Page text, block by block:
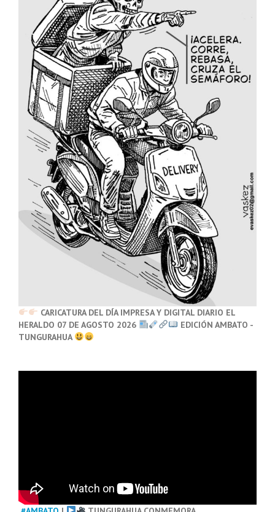
CARICATURA DEL DÍA IMPRESA Y DIGITAL DIARIO EL
HERALDO 07 DE AGOSTO 2026
EDICIÓN AMBATO -
TUNGURAHUA